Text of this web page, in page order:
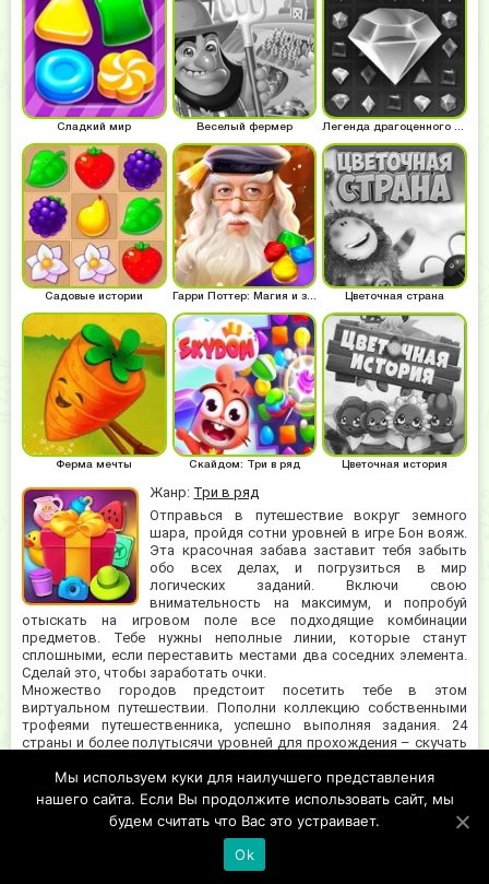
Жанр: Три в ряд
Отправься в путешествие вокруг земного
шара, пройдя сотни уровней в игре Бон вояж.
Эта красочная забава заставит тебя забыть
обо всех делах, и погрузиться в мир
логических заданий. Включи свою
внимательность на максимум, и попробуй
отыскать на игровом поле все подходящие комбинации
предметов. Тебе нужны неполные линии, которые станут
сплошными, если переставить местами два соседних элемента.
Сделай это, чтобы заработать очки.
Множество городов предстоит посетить тебе в этом
виртуальном путешествии. Пополни коллекцию собственными
трофеями путешественника, успешно выполняя задания. 24
страны и более полутысячи уровней для прохождения – скучать
получай ценные призы просто так. Взрывные головоломки,
бустеры, бонусы и приятная музыка помогут тебе весело
развлечься на досуге.
Сладкий мир Веселый фермер Легенда драгоценного камня
Садовые истории Гарри Поттер: Магия и загадки Цветочная страна
Ферма мечты Скайдом: Три в ряд Цветочная история
Мы используем куки для наилучшего представления
нашего сайта. Если Вы продолжите использовать сайт, мы
будем считать что Вас это устраивает.
Ok